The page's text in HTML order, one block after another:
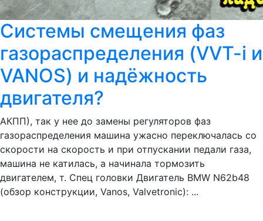
Системы смещения фаз
газораспределения (VVT-i и
VANOS) и надёжность
двигателя?
АКПП), так у нее до замены регуляторов фаз
газораспределения машина ужасно переключалась со
скорости на скорость и при отпускании педали газа,
машина не катилась, а начинала тормозить
двигателем, т. Спец головки Двигатель BMW N62b48
(обзор конструкции, Vanos, Valvetronic): ...